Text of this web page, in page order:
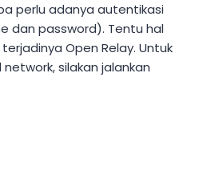
perlu adanya autentikasi
dan password). Tentu hal
Open Relay. Untuk
silakan jalankan